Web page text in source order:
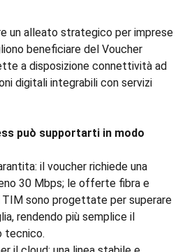
un alleato strategico per imprese
beneficiare del Voucher
a disposizione connettività ad
digitali integrabili con servizi
può supportarti in modo
il voucher richiede una
30 Mbps; le offerte fibra e
sono progettate per superare
rendendo più semplice il
tecnico.